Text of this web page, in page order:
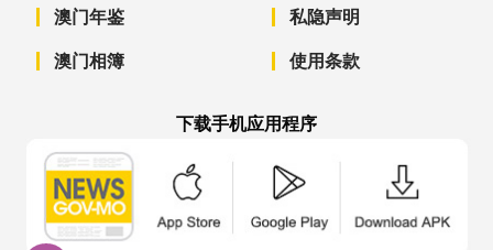
澳门年鉴
澳门相簿
私隐声明
使用条款
下载手机应用程序